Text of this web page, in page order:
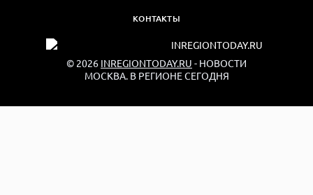
КОНТАКТЫ
© 2026 INREGIONTODAY.RU - НОВОСТИ
МОСКВА. В РЕГИОНЕ СЕГОДНЯ